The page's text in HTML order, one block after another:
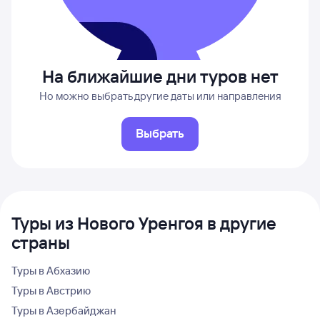
На ближайшие дни туров нет
Но можно выбрать другие даты или направления
Выбрать
Туры из Нового Уренгоя в другие
страны
Туры в Абхазию
Туры в Австрию
Туры в Азербайджан